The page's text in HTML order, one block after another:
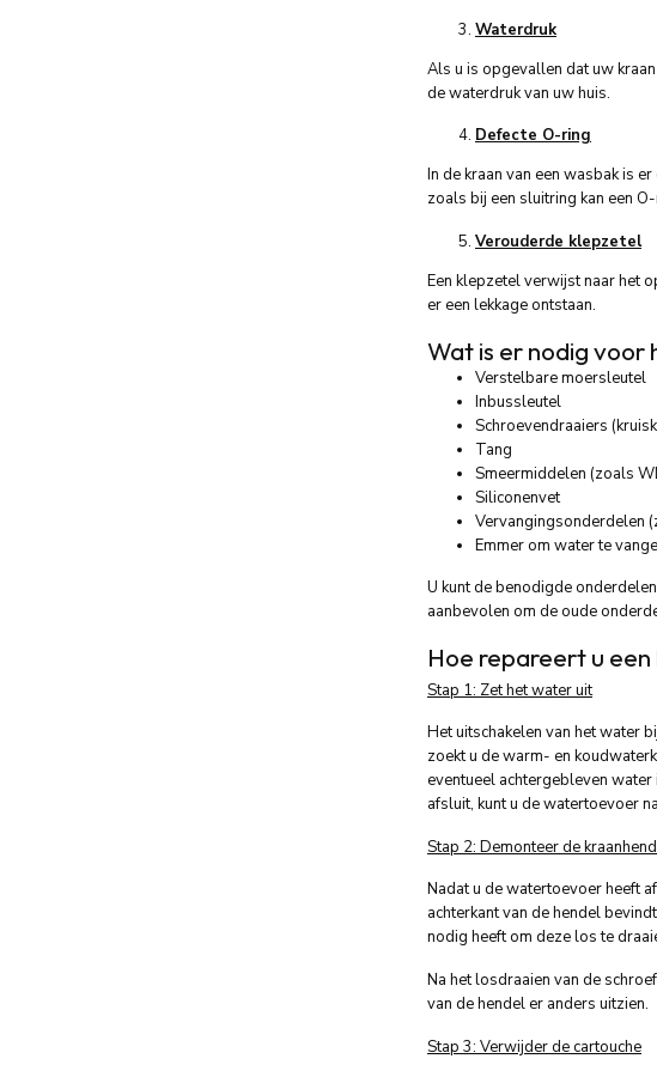
Waterdruk
Als u is opgevallen dat uw
de waterdruk van uw huis.
Defecte O-ring
In de kraan van een wasbak is
zoals bij een sluitring kan een
Verouderde klepzetel
Een klepzetel verwijst naar het
er een lekkage ontstaan.
Wat is er nodig voor
Verstelbare moersleutel
Inbussleutel
Schroevendraaiers
Tang
Smeermiddelen (zoals
Siliconenvet
Vervangingsonderdelen
Emmer om water te
U kunt de benodigde
aanbevolen om de oude
Hoe repareert u
Stap 1: Zet het water uit
Het uitschakelen van het water
zoekt u de warm- en
eventueel achtergebleven
afsluit, kunt u de watertoevoer
Stap 2: Demonteer de
Nadat u de watertoevoer heeft
achterkant van de hendel
nodig heeft om deze los te
Na het losdraaien van de
van de hendel er anders uitzien.
Stap 3: Verwijder de cartouche